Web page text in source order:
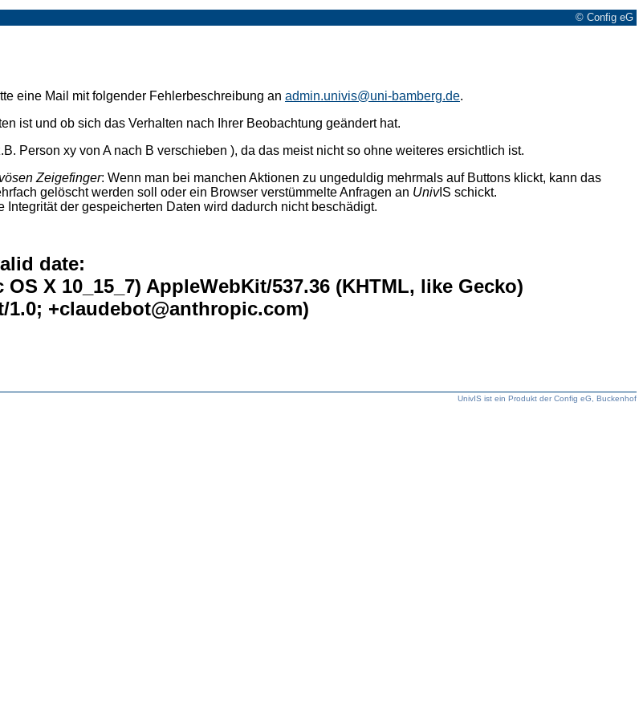
© Config eG
eine Mail mit folgender Fehlerbeschreibung an admin.univis@uni-bamberg.de.
ist und ob sich das Verhalten nach Ihrer Beobachtung geändert hat.
Person xy von A nach B verschieben ), da das meist nicht so ohne weiteres ersichtlich ist.
Zeigefinger: Wenn man bei manchen Aktionen zu ungeduldig mehrmals auf Buttons klickt, kann das
gelöscht werden soll oder ein Browser verstümmelte Anfragen an UnivIS schickt.
der gespeicherten Daten wird dadurch nicht beschädigt.
date:
X 10_15_7) AppleWebKit/537.36 (KHTML, like Gecko)
1.0; +claudebot@anthropic.com)
UnivIS ist ein Produkt der Config eG, Buckenhof